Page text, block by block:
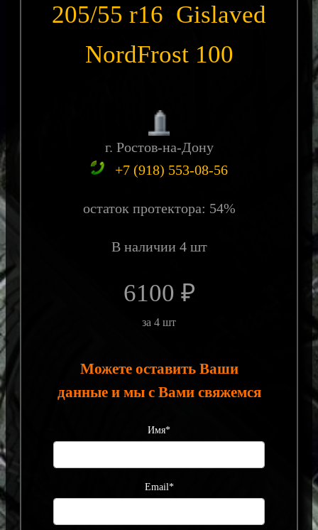
205/55 r16 Gislaved
NordFrost 100
г. Ростов-на-Дону
+7 (918) 553-08-56
остаток протектора: 54%
В наличии 4 шт
6100 ₽
за 4 шт
Можете оставить Ваши
данные и мы с Вами свяжемся
Имя*
Email*